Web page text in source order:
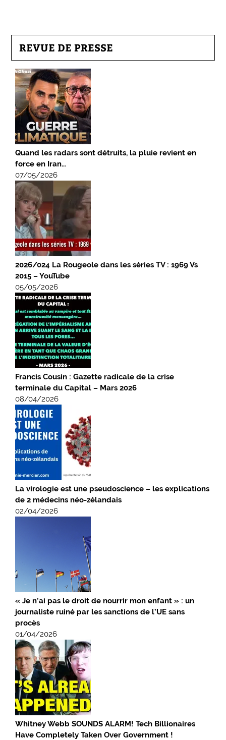
REVUE DE PRESSE
Quand les radars sont détruits, la pluie revient en
force en Iran…
07/05/2026
2026/024 La Rougeole dans les séries TV : 1969 Vs
2015 – YouTube
05/05/2026
Francis Cousin : Gazette radicale de la crise
terminale du Capital – Mars 2026
08/04/2026
La virologie est une pseudoscience – les explications
de 2 médecins néo-zélandais
02/04/2026
« Je n’ai pas le droit de nourrir mon enfant » : un
journaliste ruiné par les sanctions de l’UE sans
procès
01/04/2026
Whitney Webb SOUNDS ALARM! Tech Billionaires
Have Completely Taken Over Government !